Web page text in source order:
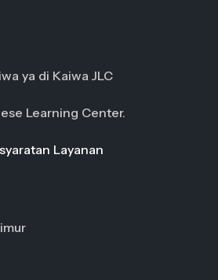
ya di Kaiwa JLC
Learning Center.
Layanan